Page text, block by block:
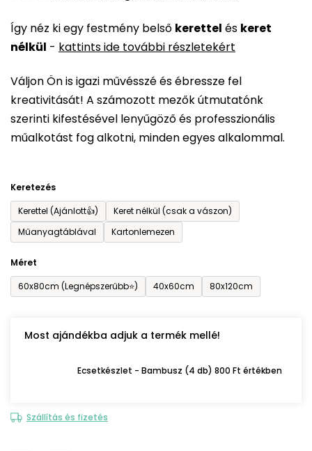
Így néz ki egy festmény belső kerettel és keret
nélkül - kattints ide további részletekért
Váljon Ön is igazi művésszé és ébressze fel
kreativitását! A számozott mezők útmutatónk
szerinti kifestésével lenyűgöző és professzionális
műalkotást fog alkotni, minden egyes alkalommal.
Keretezés
Kerettel (Ajánlott👍)
Keret nélkül (csak a vászon)
Műanyagtáblával
Kartonlemezen
Méret
60x80cm (Legnépszerűbb⭐)
40x60cm 80x120cm
Most ajándékba adjuk a termék mellé!
Ecsetkészlet - Bambusz (4 db) 800 Ft értékben
Szállítás és fizetés
átlagos
értékelése
ből
0,0
csillag.